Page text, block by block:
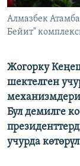
Алмазбек
Бейит"
Жогорку
шектелген
Бул демилге
учурда